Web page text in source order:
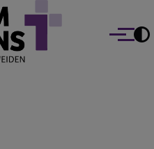
EINS
Menü